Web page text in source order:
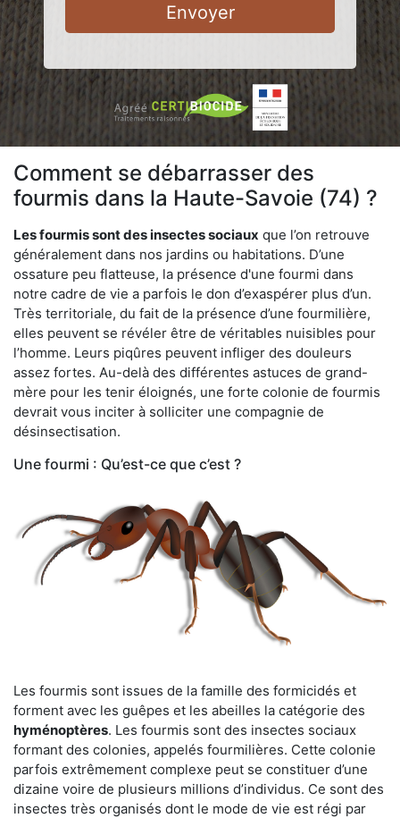
Envoyer
Comment se débarrasser des
fourmis dans la Haute-Savoie (74) ?
Les fourmis sont des insectes sociaux que l’on retrouve
généralement dans nos jardins ou habitations. D’une
ossature peu flatteuse, la présence d'une fourmi dans
notre cadre de vie a parfois le don d’exaspérer plus d’un.
Très territoriale, du fait de la présence d’une fourmilière,
elles peuvent se révéler être de véritables nuisibles pour
l’homme. Leurs piqûres peuvent infliger des douleurs
assez fortes. Au-delà des différentes astuces de grand-
mère pour les tenir éloignés, une forte colonie de fourmis
devrait vous inciter à solliciter une compagnie de
désinsectisation.
Une fourmi : Qu’est-ce que c’est ?
Les fourmis sont issues de la famille des formicidés et
forment avec les guêpes et les abeilles la catégorie des
hyménoptères. Les fourmis sont des insectes sociaux
formant des colonies, appelés fourmilières. Cette colonie
parfois extrêmement complexe peut se constituer d’une
dizaine voire de plusieurs millions d’individus. Ce sont des
insectes très organisés dont le mode de vie est régi par